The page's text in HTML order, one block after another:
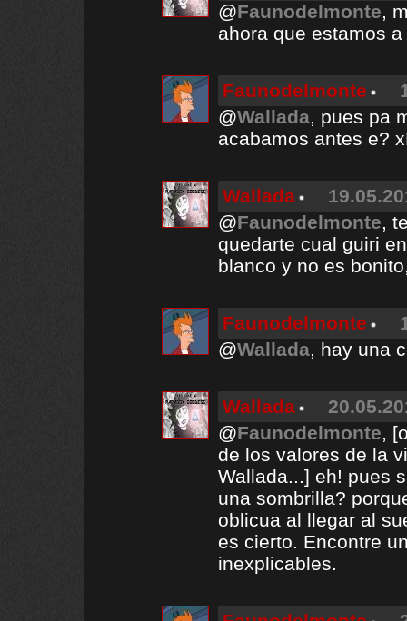
@Faunodelmonte,
ahora que estamos
Faunodelmonte
@Wallada, pues pa
acabamos antes e?
Wallada
@Faunodelmonte,
quedarte cual guiri
blanco y no es
Faunodelmonte
@Wallada, hay una
Wallada
@Faunodelmonte,
de los valores de la
Wallada...] eh! pues
una sombrilla?
oblicua al llegar al
es cierto. Encontre
inexplicables.